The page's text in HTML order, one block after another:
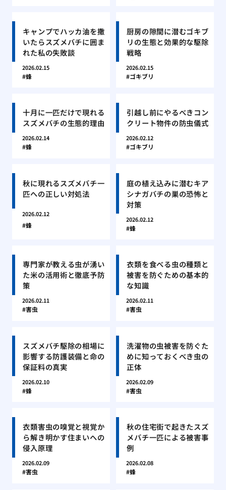
キャンプでハッカ油を撒
いたらスズメバチに囲ま
れた私の失敗談
2026.02.15
蜂
厨房の隙間に潜むゴキブ
リの生態と効果的な駆除
戦略
2026.02.15
ゴキブリ
十月に一匹だけで現れる
スズメバチの生態的理由
2026.02.14
蜂
引越し前にやるべきコン
クリート物件の防虫儀式
2026.02.12
ゴキブリ
秋に現れるスズメバチ一
匹への正しい対処法
2026.02.12
蜂
庭の植え込みに潜むキア
シナガバチの巣の恐怖と
対策
2026.02.12
蜂
専門家が教える虫が湧い
た米の活用術と徹底予防
策
2026.02.11
害虫
衣類を食べる虫の種類と
被害を防ぐための基本的
な知識
2026.02.11
害虫
スズメバチ駆除の相場に
影響する防護装備と命の
保証料の真実
2026.02.10
蜂
洗濯物の虫被害を防ぐた
めに知っておくべき虫の
正体
2026.02.09
害虫
衣類害虫の嗅覚と視覚か
ら解き明かす住まいへの
侵入原理
2026.02.09
害虫
秋の住宅街で起きたスズ
メバチ一匹による被害事
例
2026.02.08
蜂